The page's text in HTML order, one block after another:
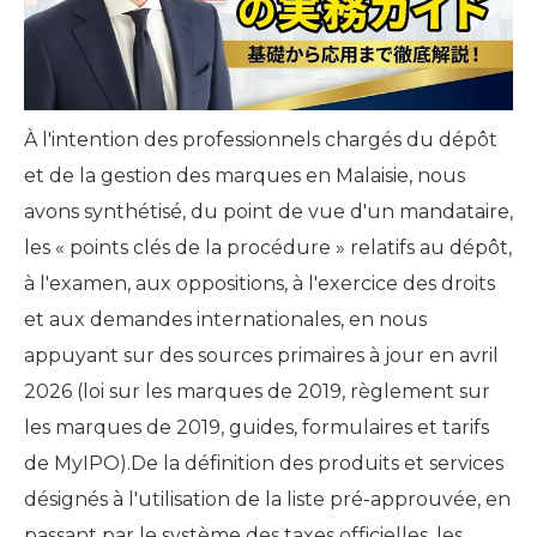
À l'intention des professionnels chargés du dépôt
et de la gestion des marques en Malaisie, nous
avons synthétisé, du point de vue d'un mandataire,
les « points clés de la procédure » relatifs au dépôt,
à l'examen, aux oppositions, à l'exercice des droits
et aux demandes internationales, en nous
appuyant sur des sources primaires à jour en avril
2026 (loi sur les marques de 2019, règlement sur
les marques de 2019, guides, formulaires et tarifs
de MyIPO).De la définition des produits et services
désignés à l'utilisation de la liste pré-approuvée, en